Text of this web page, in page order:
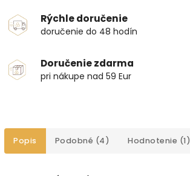
Rýchle doručenie
doručenie do 48 hodín
Doručenie zdarma
pri nákupe nad 59 Eur
Popis Podobné (4) Hodnotenie (1)